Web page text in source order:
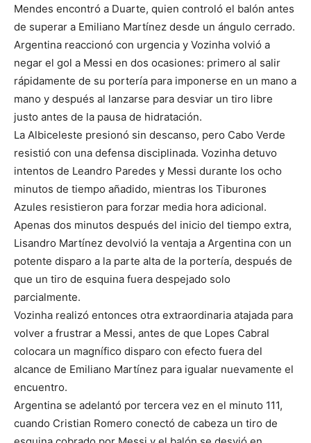
Mendes encontró a Duarte, quien controló el balón antes
de superar a Emiliano Martínez desde un ángulo cerrado.
Argentina reaccionó con urgencia y Vozinha volvió a
negar el gol a Messi en dos ocasiones: primero al salir
rápidamente de su portería para imponerse en un mano a
mano y después al lanzarse para desviar un tiro libre
justo antes de la pausa de hidratación.
La Albiceleste presionó sin descanso, pero Cabo Verde
resistió con una defensa disciplinada. Vozinha detuvo
intentos de Leandro Paredes y Messi durante los ocho
minutos de tiempo añadido, mientras los Tiburones
Azules resistieron para forzar media hora adicional.
Apenas dos minutos después del inicio del tiempo extra,
Lisandro Martínez devolvió la ventaja a Argentina con un
potente disparo a la parte alta de la portería, después de
que un tiro de esquina fuera despejado solo
parcialmente.
Vozinha realizó entonces otra extraordinaria atajada para
volver a frustrar a Messi, antes de que Lopes Cabral
colocara un magnífico disparo con efecto fuera del
alcance de Emiliano Martínez para igualar nuevamente el
encuentro.
Argentina se adelantó por tercera vez en el minuto 111,
cuando Cristian Romero conectó de cabeza un tiro de